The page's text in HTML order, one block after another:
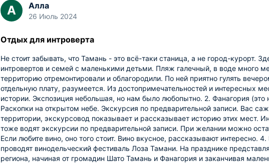
А Алла
26 Июль 2024
Отдых для интроверта
Не стоит забывать, что Тамань - это всё-таки станица, а не город-курорт.
интровертов и семей с маленькими детьми. Пляж галечный, в воде много
территорию отремонтировали и облагородили. По ней приятно гулять
отдельную плату, разумеется. Из достопримечательностей и интересных
истории. Экспозиция небольшая, но нам было любопытно. 2. Фанагория (это
Раскопки на открытом небе. Экскурсия по предварительной записи. Вас
территории, экскурсовод показывает и рассказывает историю этих мест.
тоже водят экскурсии по предварительной записи. При желании можно
Если любите вино, оно того стоит. Вино вкусное, рассказывают интересно.
проводят винодельческий фестиваль Лоза Тамани. На празднике
региона, начиная от громадин Шато Тамань и Фанагория и заканчивая